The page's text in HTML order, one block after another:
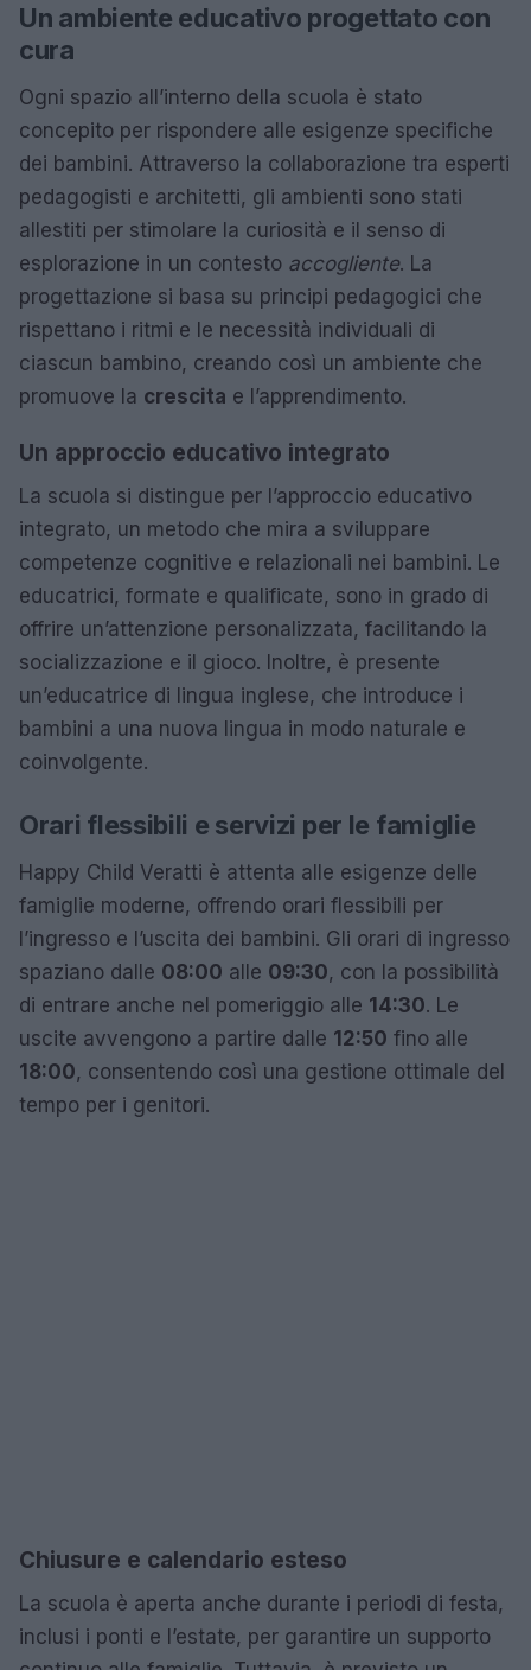
Un ambiente educativo progettato con
cura
Ogni spazio all’interno della scuola è stato
concepito per rispondere alle esigenze specifiche
dei bambini. Attraverso la collaborazione tra esperti
pedagogisti e architetti, gli ambienti sono stati
allestiti per stimolare la curiosità e il senso di
esplorazione in un contesto accogliente. La
progettazione si basa su principi pedagogici che
rispettano i ritmi e le necessità individuali di
ciascun bambino, creando così un ambiente che
promuove la crescita e l’apprendimento.
Un approccio educativo integrato
La scuola si distingue per l’approccio educativo
integrato, un metodo che mira a sviluppare
competenze cognitive e relazionali nei bambini. Le
educatrici, formate e qualificate, sono in grado di
offrire un’attenzione personalizzata, facilitando la
socializzazione e il gioco. Inoltre, è presente
un’educatrice di lingua inglese, che introduce i
bambini a una nuova lingua in modo naturale e
coinvolgente.
Orari flessibili e servizi per le famiglie
Happy Child Veratti è attenta alle esigenze delle
famiglie moderne, offrendo orari flessibili per
l’ingresso e l’uscita dei bambini. Gli orari di ingresso
spaziano dalle 08:00 alle 09:30, con la possibilità
di entrare anche nel pomeriggio alle 14:30. Le
uscite avvengono a partire dalle 12:50 fino alle
18:00, consentendo così una gestione ottimale del
tempo per i genitori.
Chiusure e calendario esteso
La scuola è aperta anche durante i periodi di festa,
inclusi i ponti e l’estate, per garantire un supporto